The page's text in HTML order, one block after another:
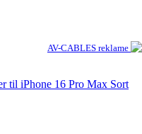
AV-CABLES reklame
til iPhone 16 Pro Max Sort